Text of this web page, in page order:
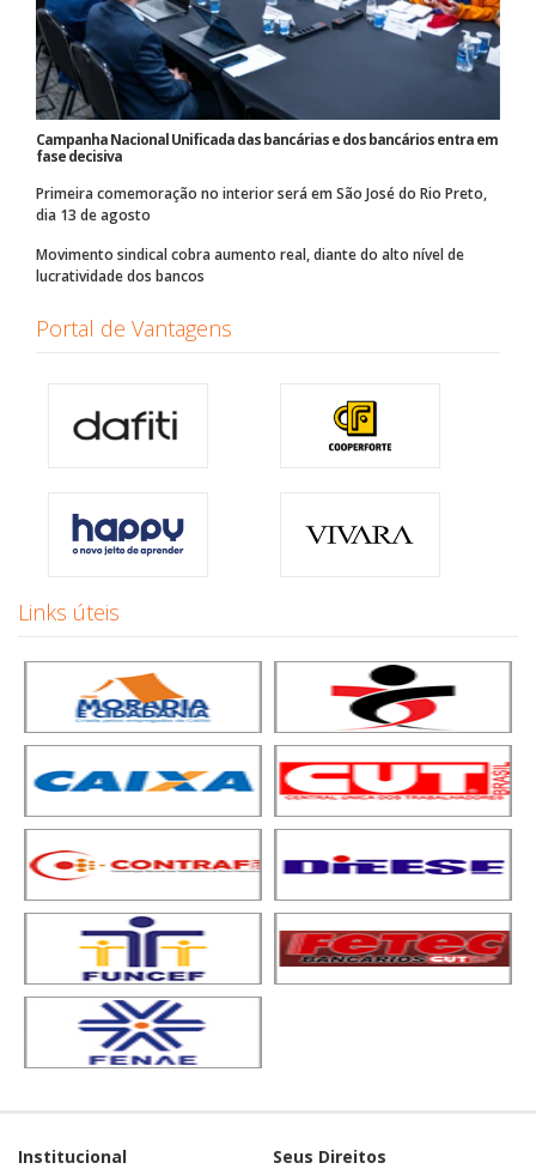
Campanha Nacional Unificada das bancárias e dos bancários entra em
fase decisiva
Primeira comemoração no interior será em São José do Rio Preto,
dia 13 de agosto
Movimento sindical cobra aumento real, diante do alto nível de
lucratividade dos bancos
Portal de Vantagens
Links úteis
Institucional Seus Direitos